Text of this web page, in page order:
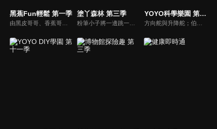
黑蕉Fun輕鬆 第一季
由黑皮哥哥、香蕉哥哥及草莓姐姐共同主持。帶著孩子與黑皮哥哥一同冒險旅行、一起來聽香蕉哥哥講故事、再到草莓姐姐的音樂教室裡，與草莓一起唱出好聲音。
塗丫森林 第三季
粉筆小子將一邊跳一邊教小朋友各種家禽；機器人教我們畫小雞；香蕉哥哥教大家用彈殼畫出不一樣的圖畫；三暉幼稚園的小朋友與大家一起用紙盤畫畫。
YOYO科學樂園 第十季
方向舵與升降舵；伯努力定律；足球飛機。